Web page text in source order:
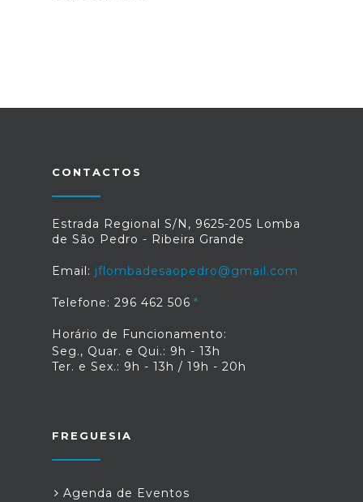
CONTACTOS
Estrada Regional S/N, 9625-205 Lomba
de São Pedro - Ribeira Grande
Email: jflombadesaopedro@gmail.com
Telefone: 296 462 506
Horário de Funcionamento:
Seg., Quar. e Qui.: 9h - 13h
Ter. e Sex.: 9h - 13h / 19h - 20h
FREGUESIA
Agenda de Eventos